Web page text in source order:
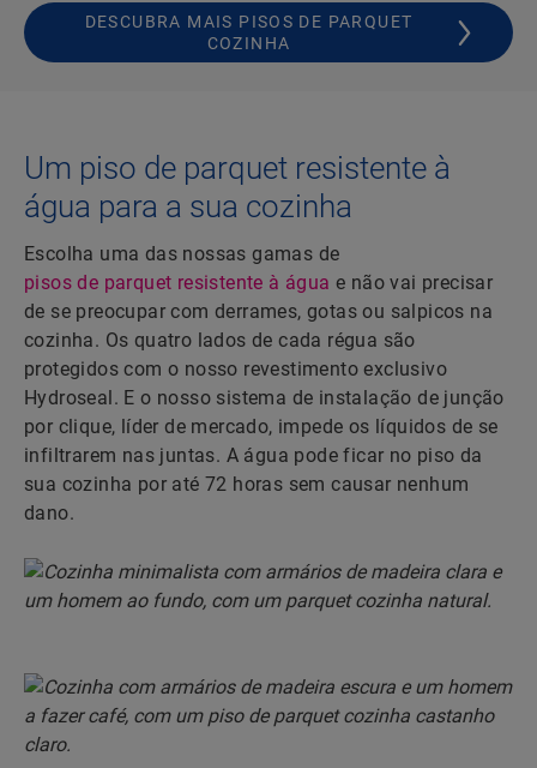
DESCUBRA MAIS PISOS DE PARQUET
COZINHA
Um piso de parquet resistente à
água para a sua cozinha
Escolha uma das nossas gamas de
pisos de parquet resistente à água e não vai precisar
de se preocupar com derrames, gotas ou salpicos na
cozinha. Os quatro lados de cada régua são
protegidos com o nosso revestimento exclusivo
Hydroseal. E o nosso sistema de instalação de junção
por clique, líder de mercado, impede os líquidos de se
infiltrarem nas juntas. A água pode ficar no piso da
sua cozinha por até 72 horas sem causar nenhum
dano.